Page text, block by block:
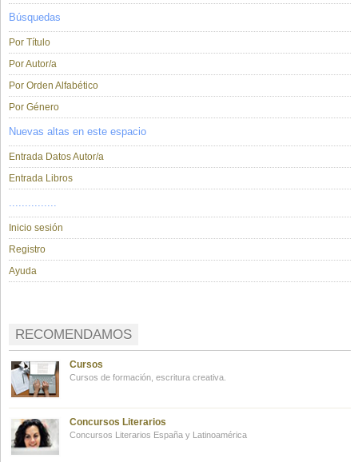
Búsquedas
Por Título
Por Autor/a
Por Orden Alfabético
Por Género
Nuevas altas en este espacio
Entrada Datos Autor/a
Entrada Libros
...............
Inicio sesión
Registro
Ayuda
RECOMENDAMOS
Cursos
Cursos de formación, escritura creativa.
Concursos Literarios
Concursos Literarios España y Latinoamérica